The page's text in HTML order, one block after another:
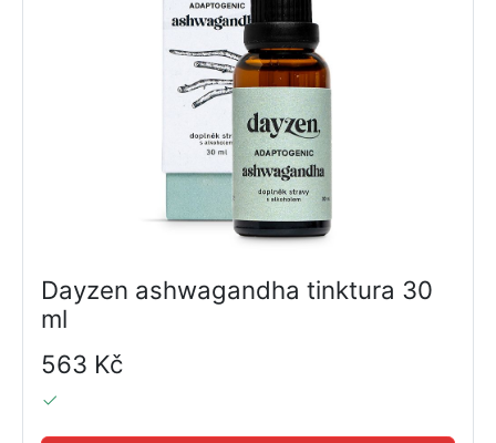
Dayzen ashwagandha tinktura 30
ml
563 Kč